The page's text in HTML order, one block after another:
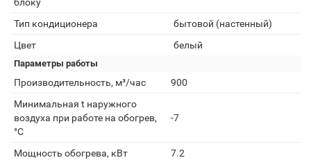
Тип кондиционера
бытовой (настенный)
Цвет
белый
Параметры работы
Производительность, м³/час
900
Минимальная t наружного
воздуха при работе на обогрев,
°С
-7
Мощность обогрева, кВт 7.2